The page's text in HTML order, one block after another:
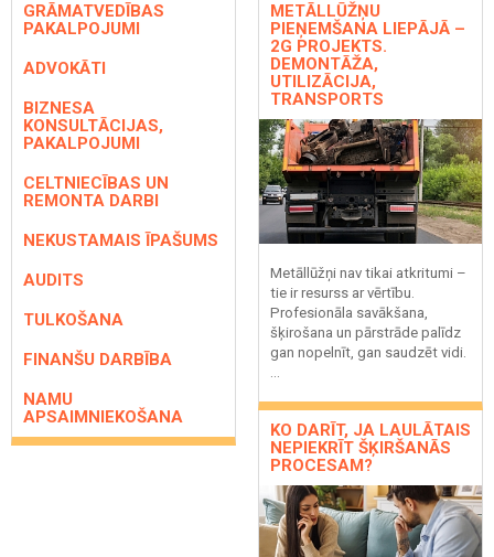
GRĀMATVEDĪBAS
PAKALPOJUMI
ADVOKĀTI
BIZNESA
KONSULTĀCIJAS,
PAKALPOJUMI
CELTNIECĪBAS UN
REMONTA DARBI
NEKUSTAMAIS ĪPAŠUMS
AUDITS
TULKOŠANA
FINANŠU DARBĪBA
NAMU
APSAIMNIEKOŠANA
METĀLLŪŽŅU
PIEŅEMŠANA LIEPĀJĀ –
2G PROJEKTS.
DEMONTĀŽA,
UTILIZĀCIJA,
TRANSPORTS
Metāllūžņi nav tikai atkritumi –
tie ir resurss ar vērtību.
Profesionāla savākšana,
šķirošana un pārstrāde palīdz
gan nopelnīt, gan saudzēt vidi.
KO DARĪT, JA LAULĀTAIS
NEPIEKRĪT ŠĶIRŠANĀS
PROCESAM?